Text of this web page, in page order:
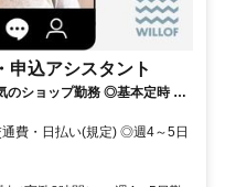
申込アシスタント
のショップ勤務 ◎基本定時 ◎
費・日払い(規定) ◎週4～5日